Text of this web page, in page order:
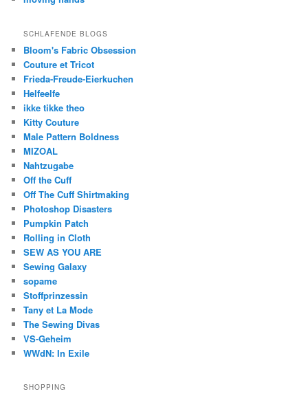
SCHLAFENDE BLOGS
Bloom's Fabric Obsession
Couture et Tricot
Frieda-Freude-Eierkuchen
Helfeelfe
ikke tikke theo
Kitty Couture
Male Pattern Boldness
MIZOAL
Nahtzugabe
Off the Cuff
Off The Cuff Shirtmaking
Photoshop Disasters
Pumpkin Patch
Rolling in Cloth
SEW AS YOU ARE
Sewing Galaxy
sopame
Stoffprinzessin
Tany et La Mode
The Sewing Divas
VS-Geheim
WWdN: In Exile
SHOPPING